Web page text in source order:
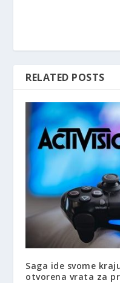
RELATED POSTS
Saga ide svome
otvorena vrata za